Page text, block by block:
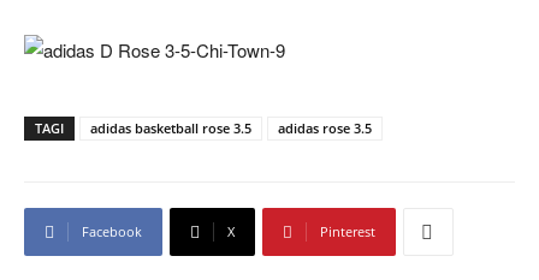
TAGI adidas basketball rose 3.5 adidas rose 3.5
Facebook X Pinterest